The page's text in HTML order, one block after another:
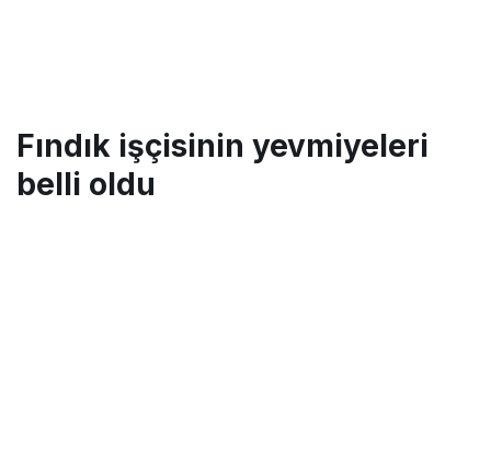
Fındık işçisinin yevmiyeleri
belli oldu